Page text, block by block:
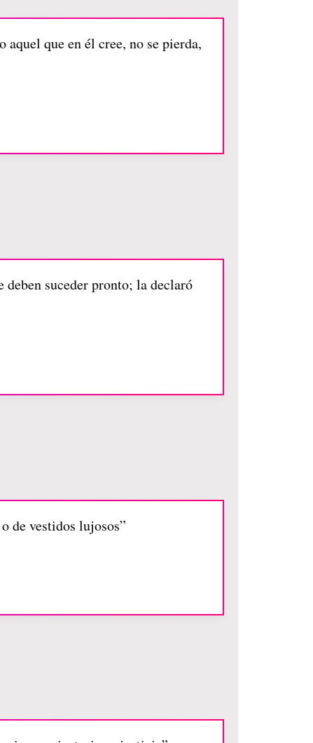
que en él cree, no se pierda,
deben suceder pronto; la declaró
de vestidos lujosos”